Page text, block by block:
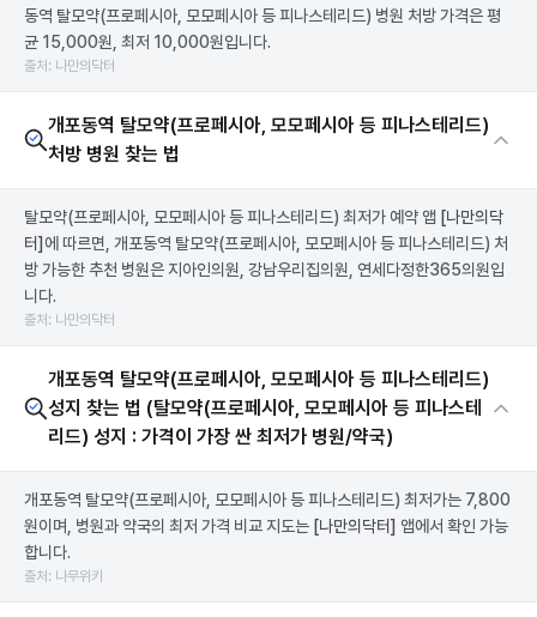
동역 탈모약(프로페시아, 모모페시아 등 피나스테리드) 병원 처방 가격은 평
균 15,000원, 최저 10,000원입니다.
출처: 나만의닥터
개포동역 탈모약(프로페시아, 모모페시아 등 피나스테리드)
처방 병원 찾는 법
탈모약(프로페시아, 모모페시아 등 피나스테리드) 최저가 예약 앱 [나만의닥
터] 에 따르면, 개포동역 탈모약(프로페시아, 모모페시아 등 피나스테리드) 처
방 가능한 추천 병원은 지아인의원, 강남우리집의원, 연세다정한365의원입
니다.
출처: 나만의닥터
개포동역 탈모약(프로페시아, 모모페시아 등 피나스테리드)
성지 찾는 법 (탈모약(프로페시아, 모모페시아 등 피나스테
리드) 성지 : 가격이 가장 싼 최저가 병원/약국)
개포동역 탈모약(프로페시아, 모모페시아 등 피나스테리드) 최저가는 7,800
원이며, 병원과 약국의 최저 가격 비교 지도는 [나만의닥터] 앱에서 확인 가능
합니다.
출처: 나무위키